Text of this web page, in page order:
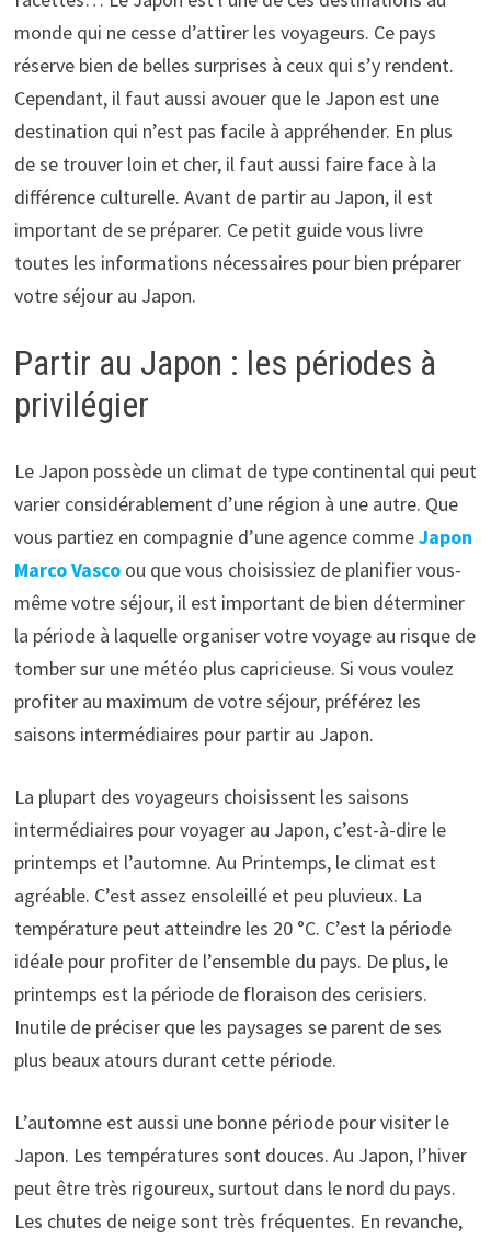
monde qui ne cesse d’attirer les voyageurs. Ce pays
réserve bien de belles surprises à ceux qui s’y rendent.
Cependant, il faut aussi avouer que le Japon est une
destination qui n’est pas facile à appréhender. En plus
de se trouver loin et cher, il faut aussi faire face à la
différence culturelle. Avant de partir au Japon, il est
important de se préparer. Ce petit guide vous livre
toutes les informations nécessaires pour bien préparer
votre séjour au Japon.
Partir au Japon : les périodes à
privilégier
Le Japon possède un climat de type continental qui peut
varier considérablement d’une région à une autre. Que
vous partiez en compagnie d’une agence commeJapon
Marco Vascoou que vous choisissiez de planifier vous-
même votre séjour, il est important de bien déterminer
la période à laquelle organiser votre voyage au risque de
tomber sur une météo plus capricieuse. Si vous voulez
profiter au maximum de votre séjour, préférez les
saisons intermédiaires pour partir au Japon.
La plupart des voyageurs choisissent les saisons
intermédiaires pour voyager au Japon, c’est-à-dire le
printemps et l’automne. Au Printemps, le climat est
agréable. C’est assez ensoleillé et peu pluvieux. La
température peut atteindre les 20 °C. C’est la période
idéale pour profiter de l’ensemble du pays. De plus, le
printemps est la période de floraison des cerisiers.
Inutile de préciser que les paysages se parent de ses
plus beaux atours durant cette période.
L’automne est aussi une bonne période pour visiter le
Japon. Les températures sont douces. Au Japon, l’hiver
peut être très rigoureux, surtout dans le nord du pays.
Les chutes de neige sont très fréquentes. En revanche,